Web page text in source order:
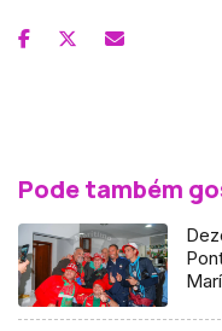
Pode também